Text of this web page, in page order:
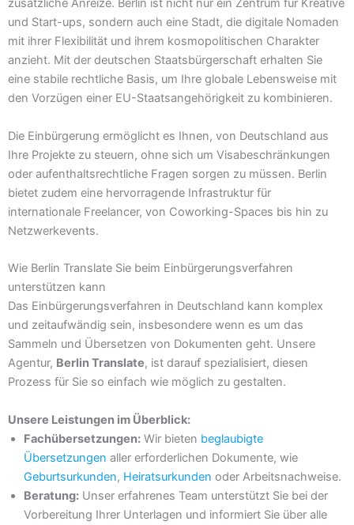
zusätzliche Anreize. Berlin ist nicht nur ein Zentrum für Kreative
und Start-ups, sondern auch eine Stadt, die digitale Nomaden
mit ihrer Flexibilität und ihrem kosmopolitischen Charakter
anzieht. Mit der deutschen Staatsbürgerschaft erhalten Sie
eine stabile rechtliche Basis, um Ihre globale Lebensweise mit
den Vorzügen einer EU-Staatsangehörigkeit zu kombinieren.
Die Einbürgerung ermöglicht es Ihnen, von Deutschland aus
Ihre Projekte zu steuern, ohne sich um Visabeschränkungen
oder aufenthaltsrechtliche Fragen sorgen zu müssen. Berlin
bietet zudem eine hervorragende Infrastruktur für
internationale Freelancer, von Coworking-Spaces bis hin zu
Netzwerkevents.
Wie Berlin Translate Sie beim Einbürgerungsverfahren
unterstützen kann
Das Einbürgerungsverfahren in Deutschland kann komplex
und zeitaufwändig sein, insbesondere wenn es um das
Sammeln und Übersetzen von Dokumenten geht. Unsere
Agentur, Berlin Translate, ist darauf spezialisiert, diesen
Prozess für Sie so einfach wie möglich zu gestalten.
Unsere Leistungen im Überblick:
Fachübersetzungen: Wir bieten beglaubigte
Übersetzungen aller erforderlichen Dokumente, wie
Geburtsurkunden, Heiratsurkunden oder Arbeitsnachweise.
Beratung: Unser erfahrenes Team unterstützt Sie bei der
Vorbereitung Ihrer Unterlagen und informiert Sie über alle